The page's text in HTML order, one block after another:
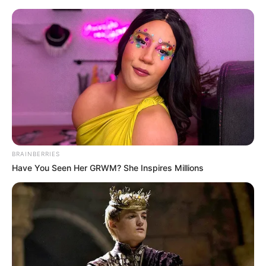
Co nowego na 4K UHD? – wysyp
premier na drugą połowę roku
28 czerwca 2020 Artykuły
Co wydarzyło się na rynku wydań 4K UHD w ciągu ostatnich
BRAINBERRIES
Have You Seen Her GRWM? She Inspires Millions